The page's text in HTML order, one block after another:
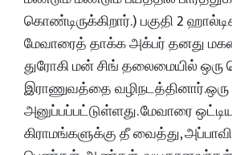
கொண்டிருக்கிறார்.) பகுதி 2
மேவாரைத் தாக்க அக்பர் தனது
துரோகி மன் சிங் தலைமையில் ஒரு
இராணுவத்தை வழிநடத்தினார்.ஒரு
அனுப்பப்பட்டுள்ளது. மேவாரை
கிராமங்களுக்கு தீ வைத்து, அப்பாவி